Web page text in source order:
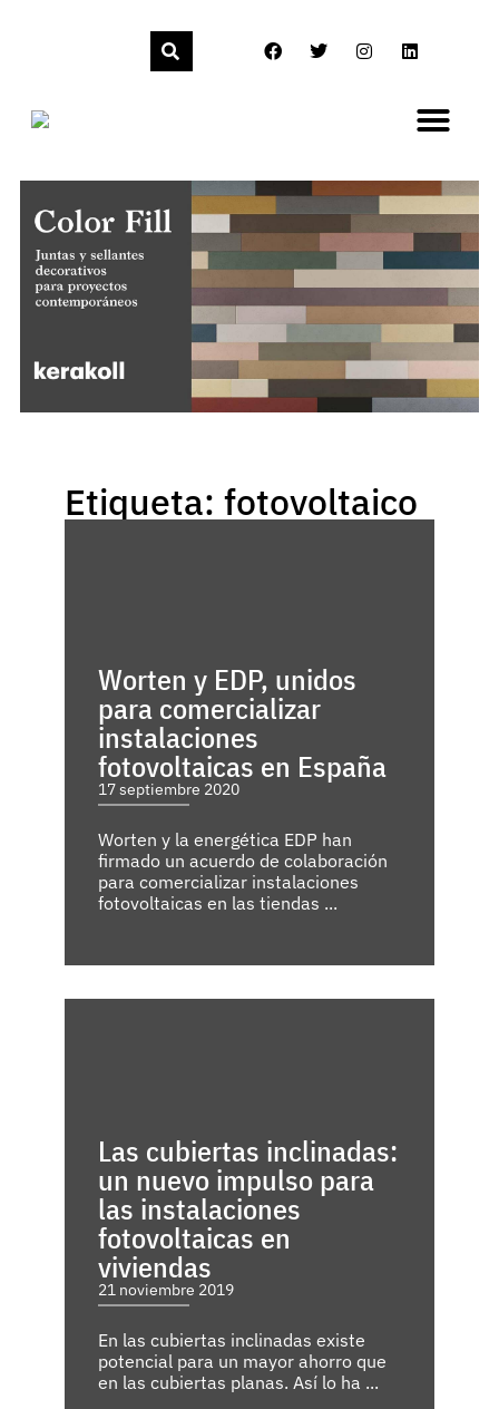
Etiqueta: fotovoltaico
Worten y EDP, unidos
para comercializar
instalaciones
fotovoltaicas en España
17 septiembre 2020
Worten y la energética EDP han
firmado un acuerdo de colaboración
para comercializar instalaciones
fotovoltaicas en las tiendas ...
Las cubiertas inclinadas:
un nuevo impulso para
las instalaciones
fotovoltaicas en
viviendas
21 noviembre 2019
En las cubiertas inclinadas existe
potencial para un mayor ahorro que
en las cubiertas planas. Así lo ha ...